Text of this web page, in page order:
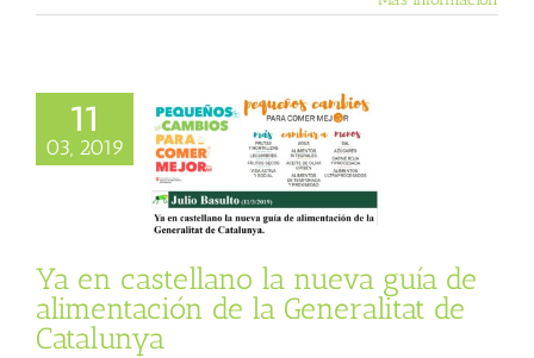
11
03, 2019
la nueva
de la
Ya en castellano la nueva guía de
alimentación de la Generalitat de
Catalunya